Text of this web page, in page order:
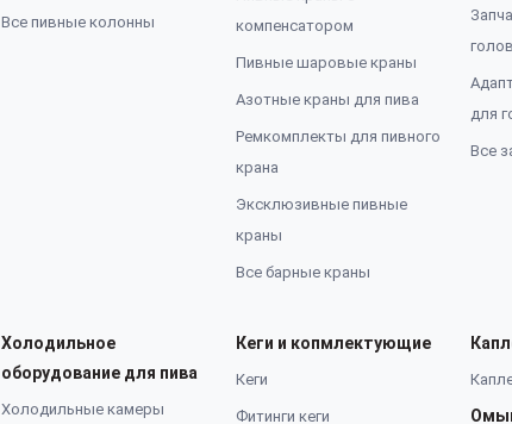
Все пивные колонны
компенсатором
Пивные шаровые краны
Азотные краны для пива
Ремкомплекты для пивного
крана
Эксклюзивные пивные
краны
Все барные краны
для
Все
Холодильное
оборудование для пива
Холодильные камеры
Кеги и копмлектующие
Кеги
Фитинги кеги